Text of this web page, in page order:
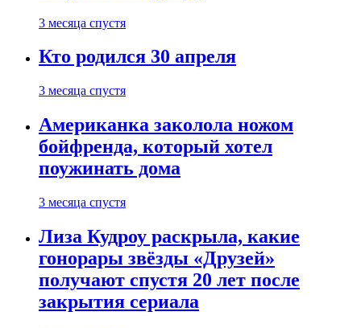
3 месяца спустя
Кто родился 30 апреля
3 месяца спустя
Американка заколола ножом
бойфренда, который хотел
поужинать дома
3 месяца спустя
Лиза Кудроу раскрыла, какие
гонорары звёзды «Друзей»
получают спустя 20 лет после
закрытия сериала